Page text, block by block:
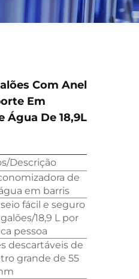
Com Anel
Em
Água De 18,9L
Descrição
de
em barris
fácil e seguro
18,9 L por
pessoa
descartáveis de
grande de 55